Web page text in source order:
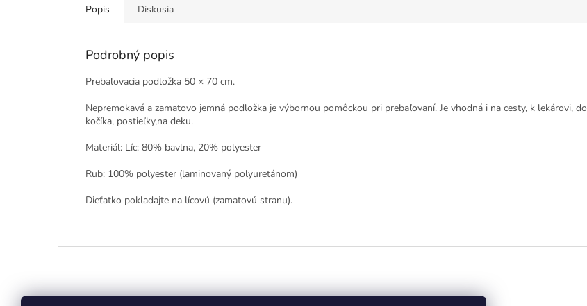
Popis Diskusia
Podrobný popis
Prebaľovacia podložka 50 × 70 cm.
Nepremokavá a zamatovo jemná podložka je výbornou pomôckou pri prebaľovaní. Je vhodná i na cesty, k lekárovi, do
kočíka, postieľky,na deku.
Materiál: Líc: 80% bavlna, 20% polyester
Rub: 100% polyester (laminovaný polyuretánom)
Dieťatko pokladajte na lícovú (zamatovú stranu).